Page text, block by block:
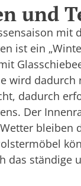
und
mit
ist ein
wird
dadurch
Der
das ständige